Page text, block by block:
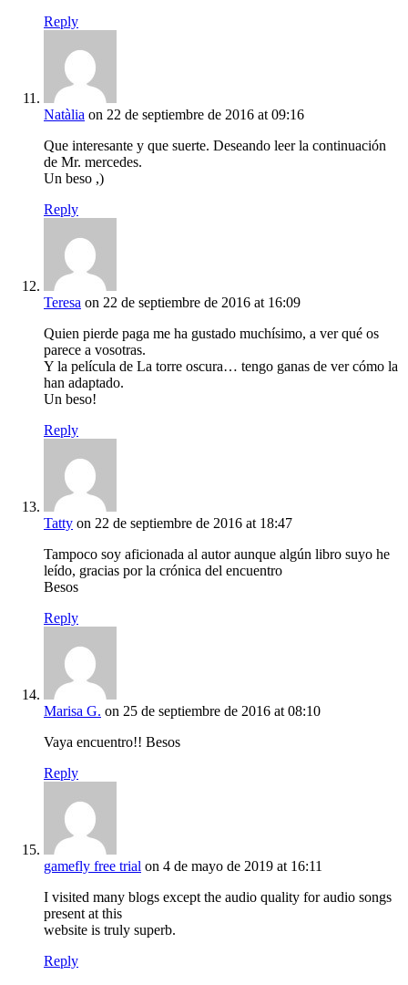
Reply
Natàlia on 22 de septiembre de 2016 at 09:16
Que interesante y que suerte. Deseando leer la continuación
de Mr. mercedes.
Un beso ,)
Reply
Teresa on 22 de septiembre de 2016 at 16:09
Quien pierde paga me ha gustado muchísimo, a ver qué os
parece a vosotras.
Y la película de La torre oscura… tengo ganas de ver cómo la
han adaptado.
Un beso!
Reply
Tatty on 22 de septiembre de 2016 at 18:47
Tampoco soy aficionada al autor aunque algún libro suyo he
leído, gracias por la crónica del encuentro
Besos
Reply
Marisa G. on 25 de septiembre de 2016 at 08:10
Vaya encuentro!! Besos
Reply
gamefly free trial on 4 de mayo de 2019 at 16:11
I visited many blogs except the audio quality for audio songs
present at this
website is truly superb.
Reply